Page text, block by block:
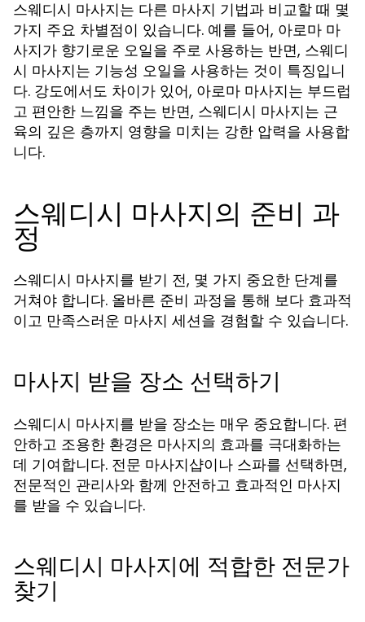
스웨디시 마사지는 다른 마사지 기법과 비교할 때 몇
가지 주요 차별점이 있습니다. 예를 들어, 아로마 마
사지가 향기로운 오일을 주로 사용하는 반면, 스웨디
시 마사지는 기능성 오일을 사용하는 것이 특징입니
다. 강도에서도 차이가 있어, 아로마 마사지는 부드럽
고 편안한 느낌을 주는 반면, 스웨디시 마사지는 근
육의 깊은 층까지 영향을 미치는 강한 압력을 사용합
니다.
스웨디시 마사지의 준비 과
정
스웨디시 마사지를 받기 전, 몇 가지 중요한 단계를
거쳐야 합니다. 올바른 준비 과정을 통해 보다 효과적
이고 만족스러운 마사지 세션을 경험할 수 있습니다.
마사지 받을 장소 선택하기
스웨디시 마사지를 받을 장소는 매우 중요합니다. 편
안하고 조용한 환경은 마사지의 효과를 극대화하는
데 기여합니다. 전문 마사지샵이나 스파를 선택하면,
전문적인 관리사와 함께 안전하고 효과적인 마사지
를 받을 수 있습니다.
스웨디시 마사지에 적합한 전문가
찾기